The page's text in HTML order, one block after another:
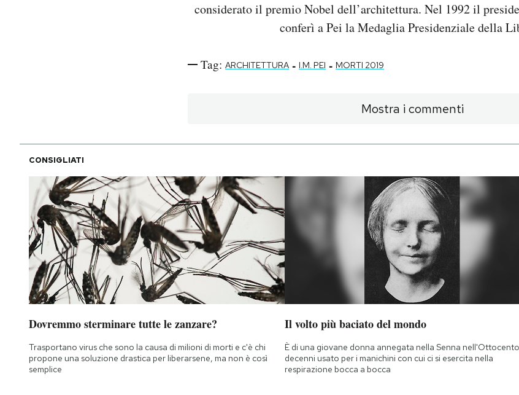
considerato il premio Nobel dell’architettura. Nel 1992 il
conferì a Pei la Medaglia Presidenziale della
Tag: ARCHITETTURA - I.M. PEI - MORTI 2019
Mostra i commenti
CONSIGLIATI
Dovremmo sterminare tutte le zanzare?
Trasportano virus che sono la causa di milioni di morti e c'è chi
propone una soluzione drastica per liberarsene, ma non è così
semplice
Il volto più baciato del mondo
È di una giovane donna annegata nella Senna
decenni usato per i manichini con cui ci si esercita nella
respirazione bocca a bocca